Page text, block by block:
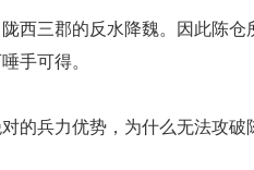
西三郡的反水降魏。因此陈
手可得。
的兵力优势，为什么无法攻破